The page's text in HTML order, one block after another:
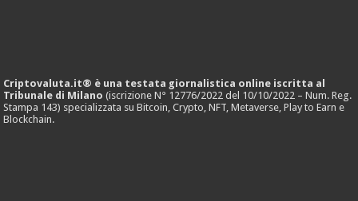
Criptovaluta.it® è una testata giornalistica online iscritta al
Tribunale di Milano (iscrizione N° 12776/2022 del 10/10/2022 – Num. Reg.
Stampa 143) specializzata su Bitcoin, Crypto, NFT, Metaverse, Play to Earn e
Blockchain.